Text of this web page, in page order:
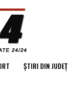
ȘTIRI DIN JUDEȚ